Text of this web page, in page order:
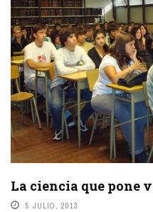
La ciencia que pone
5 JULIO, 2013